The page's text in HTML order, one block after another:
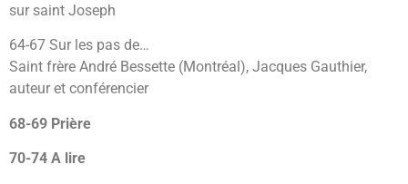
sur saint Joseph
64-67 Sur les pas de…
Saint frère André Bessette (Montréal), Jacques Gauthier,
auteur et conférencier
68-69 Prière
70-74 A lire